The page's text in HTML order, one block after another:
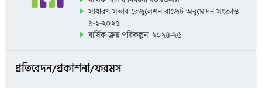
সাধারণ সভার রেজুলেশন বাজেট অনুমোদন সংক্রান্ত
৯-১-২০২৫
বার্ষিক ক্রয় পরিকল্পনা ২০২৪-২৫
প্রতিবেদন/প্রকাশনা/ফরমস